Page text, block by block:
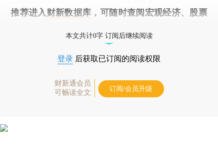
推荐进入 财新数据库 ，可随时查阅宏观经济、股票
本文共计0字 订阅后继续阅读
登录 后获取已订阅的阅读权限
财新通会员
可畅读全文
订阅/会员升级